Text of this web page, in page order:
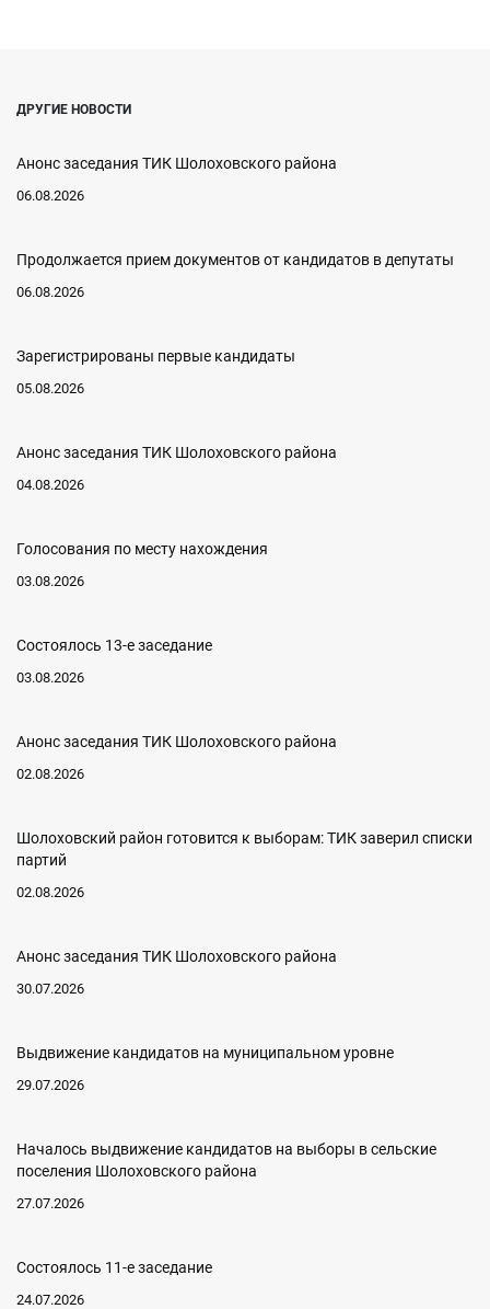
ДРУГИЕ НОВОСТИ
Анонс заседания ТИК Шолоховского района
06.08.2026
Продолжается прием документов от кандидатов в депутаты
06.08.2026
Зарегистрированы первые кандидаты
05.08.2026
Анонс заседания ТИК Шолоховского района
04.08.2026
Голосования по месту нахождения
03.08.2026
Состоялось 13-е заседание
03.08.2026
Анонс заседания ТИК Шолоховского района
02.08.2026
Шолоховский район готовится к выборам: ТИК заверил списки
партий
02.08.2026
Анонс заседания ТИК Шолоховского района
30.07.2026
Выдвижение кандидатов на муниципальном уровне
29.07.2026
Началось выдвижение кандидатов на выборы в сельские
поселения Шолоховского района
27.07.2026
Состоялось 11-е заседание
24.07.2026